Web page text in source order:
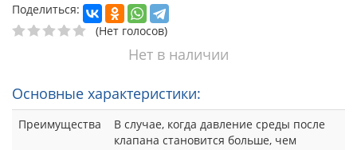
Поделиться:
(Нет голосов)
Нет в наличии
Основные характеристики:
Преимущества
В случае, когда давление среды после
клапана становится больше, чем